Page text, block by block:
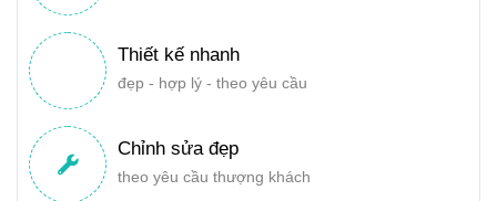
Thiết kế nhanh
đẹp - hợp lý - theo yêu cầu
Chỉnh sửa đẹp
theo yêu cầu thượng khách